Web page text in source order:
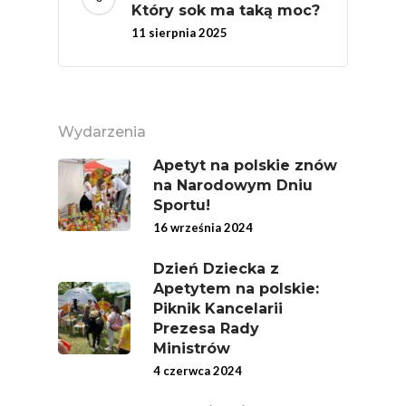
Który sok ma taką moc?
11 sierpnia 2025
Wydarzenia
Apetyt na polskie znów
na Narodowym Dniu
Sportu!
16 września 2024
Dzień Dziecka z
Apetytem na polskie:
Piknik Kancelarii
Prezesa Rady
Ministrów
4 czerwca 2024
Owoce
Owoców
Soki
Fakty O Sokach
Jakość Soków
Poradnik
Zdrowia
Przepisy